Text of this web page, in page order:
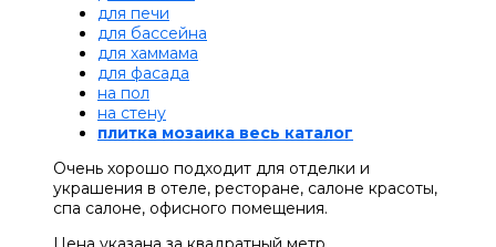
для печи
для бассейна
для хаммама
для фасада
на пол
на стену
плитка мозаика весь каталог
Очень хорошо подходит для отделки и
украшения в отеле, ресторане, салоне красоты,
спа салоне, офисного помещения.